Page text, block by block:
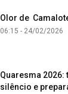
Olor de
06:15 - 24/02/2026
Quaresma
silêncio e